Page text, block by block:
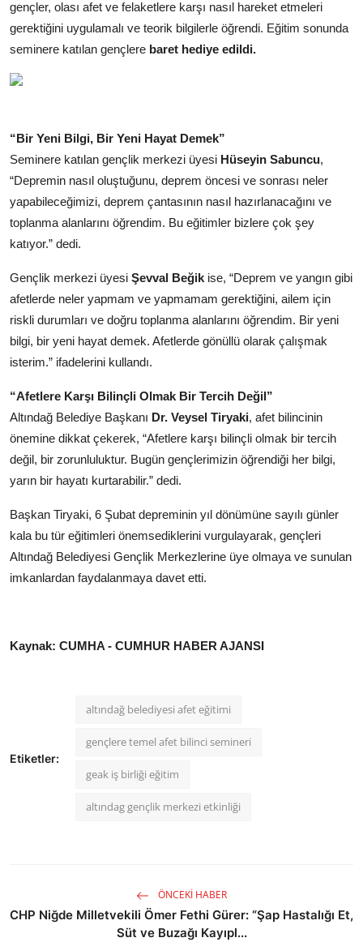
gençler, olası afet ve felaketlere karşı nasıl hareket etmeleri
gerektiğini uygulamalı ve teorik bilgilerle öğrendi. Eğitim sonunda
seminere katılan gençlere baret hediye edildi.
“Bir Yeni Bilgi, Bir Yeni Hayat Demek”
Seminere katılan gençlik merkezi üyesi Hüseyin Sabuncu,
“Depremin nasıl oluştuğunu, deprem öncesi ve sonrası neler
yapabileceğimizi, deprem çantasının nasıl hazırlanacağını ve
toplanma alanlarını öğrendim. Bu eğitimler bizlere çok şey
katıyor.” dedi.
Gençlik merkezi üyesi Şevval Beğik ise, “Deprem ve yangın gibi
afetlerde neler yapmam ve yapmamam gerektiğini, ailem için
riskli durumları ve doğru toplanma alanlarını öğrendim. Bir yeni
bilgi, bir yeni hayat demek. Afetlerde gönüllü olarak çalışmak
isterim.” ifadelerini kullandı.
“Afetlere Karşı Bilinçli Olmak Bir Tercih Değil”
Altındağ Belediye Başkanı Dr. Veysel Tiryaki, afet bilincinin
önemine dikkat çekerek, “Afetlere karşı bilinçli olmak bir tercih
değil, bir zorunluluktur. Bugün gençlerimizin öğrendiği her bilgi,
yarın bir hayatı kurtarabilir.” dedi.
Başkan Tiryaki, 6 Şubat depreminin yıl dönümüne sayılı günler
kala bu tür eğitimleri önemsediklerini vurgulayarak, gençleri
Altındağ Belediyesi Gençlik Merkezlerine üye olmaya ve sunulan
imkanlardan faydalanmaya davet etti.
Kaynak: CUMHA - CUMHUR HABER AJANSI
Etiketler:
altındağ belediyesi afet eğitimi
gençlere temel afet bilinci semineri
geak iş birliği eğitim
altındag gençlik merkezi etkinliği
ÖNCEKI HABER
CHP Niğde Milletvekili Ömer Fethi Gürer: “Şap Hastalığı Et,
Süt ve Buzağı Kayıpl...